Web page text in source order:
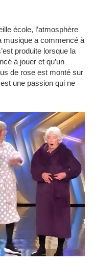
école, l’atmosphère
musique a commencé à
produite lorsque la
à jouer et qu’un
de rose est monté sur
une passion qui ne